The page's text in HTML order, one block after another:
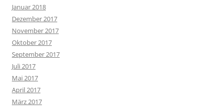
Januar 2018
Dezember 2017
November 2017
Oktober 2017
September 2017
Juli 2017
Mai 2017
April 2017
März 2017